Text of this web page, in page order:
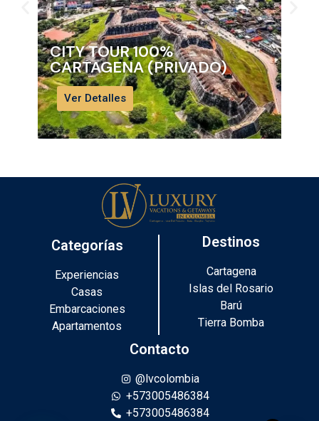
CITY TOUR 100%
CARTAGENA (PRIVADO)
Ver Detalles
Categorías
Experiencias
Casas
Embarcaciones
Apartamentos
Destinos
Cartagena
Islas del Rosario
Barú
Tierra Bomba
Contacto
@lvcolombia
+573005486384
+573005486384